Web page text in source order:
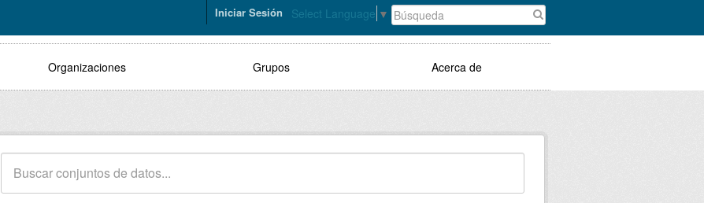
Select Language ▼
Iniciar Sesión
Organizaciones Grupos Acerca de